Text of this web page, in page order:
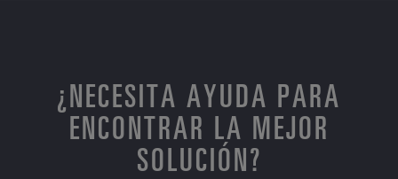
¿NECESITA AYUDA PARA
ENCONTRAR LA MEJOR
SOLUCIÓN?